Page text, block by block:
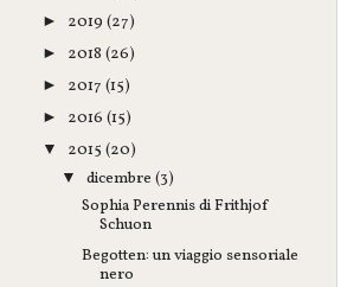
► 2019 (27)
► 2018 (26)
► 2017 (15)
► 2016 (15)
▼ 2015 (20)
▼dicembre(3)
Sophia Perennis di Frithjof
Schuon
Begotten: un viaggio sensoriale
nero